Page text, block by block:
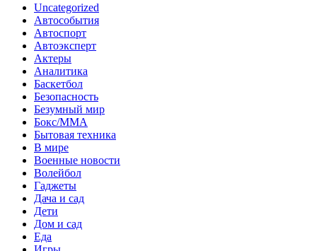
Uncategorized
Автособытия
Автоспорт
Автоэксперт
Актеры
Аналитика
Баскетбол
Безопасность
Безумный мир
Бокс/MMA
Бытовая техника
В мире
Военные новости
Волейбол
Гаджеты
Дача и сад
Дети
Дом и сад
Еда